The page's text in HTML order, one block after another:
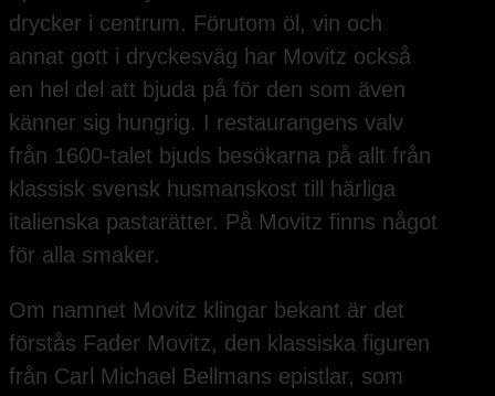
drycker i centrum. Förutom öl, vin och
annat gott i dryckesväg har Movitz också
en hel del att bjuda på för den som även
känner sig hungrig. I restaurangens valv
från 1600-talet bjuds besökarna på allt från
klassisk svensk husmanskost till härliga
italienska pastarätter. På Movitz finns något
för alla smaker.
Om namnet Movitz klingar bekant är det
förstås Fader Movitz, den klassiska figuren
från Carl Michael Bellmans epistlar, som